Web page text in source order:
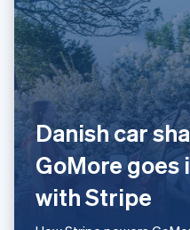
Danish car
GoMore
with Stripe
English简体中文
Slovenië
EnglishItaliano
Slowakije
English
Spanje
EspañolEnglish
Thailand
ไทยEnglish
Tsjechië
English
Vasteland van China